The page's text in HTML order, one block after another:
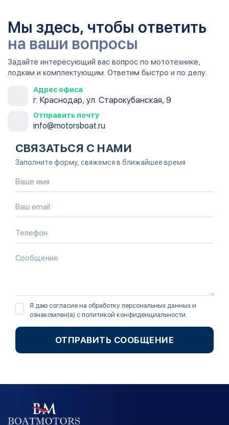
Мы здесь, чтобы ответить
на ваши вопросы
Задайте интересующий вас вопрос по мототехнике,
лодкам и комплектующим. Ответим быстро и по делу.
Адрес офиса
г. Краснодар, ул. Старокубанская, 9
Отправить почту
info@motorsboat.ru
СВЯЗАТЬСЯ С НАМИ
Заполните форму, свяжемся в ближайшее время
Я даю согласие на обработку персональных данных и
ознакомлен(а) с политикой конфиденциальности
ОТПРАВИТЬ СООБЩЕНИЕ